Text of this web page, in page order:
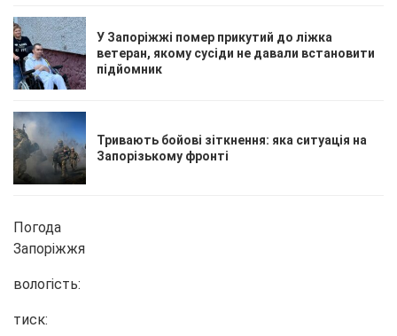
У Запоріжжі помер прикутий до ліжка
ветеран, якому сусіди не давали встановити
підйомник
Тривають бойові зіткнення: яка ситуація на
Запорізькому фронті
Погода
Запоріжжя
вологість:
тиск: